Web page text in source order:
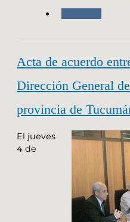
Acta de acuerdo
Dirección General
provincia de
El jueves
4 de